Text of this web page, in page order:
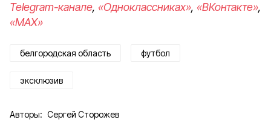
Telegram-канале, «Одноклассниках», «ВКонтакте»,
«MAX»
белгородская область футбол
эксклюзив
Авторы: Сергей Сторожев